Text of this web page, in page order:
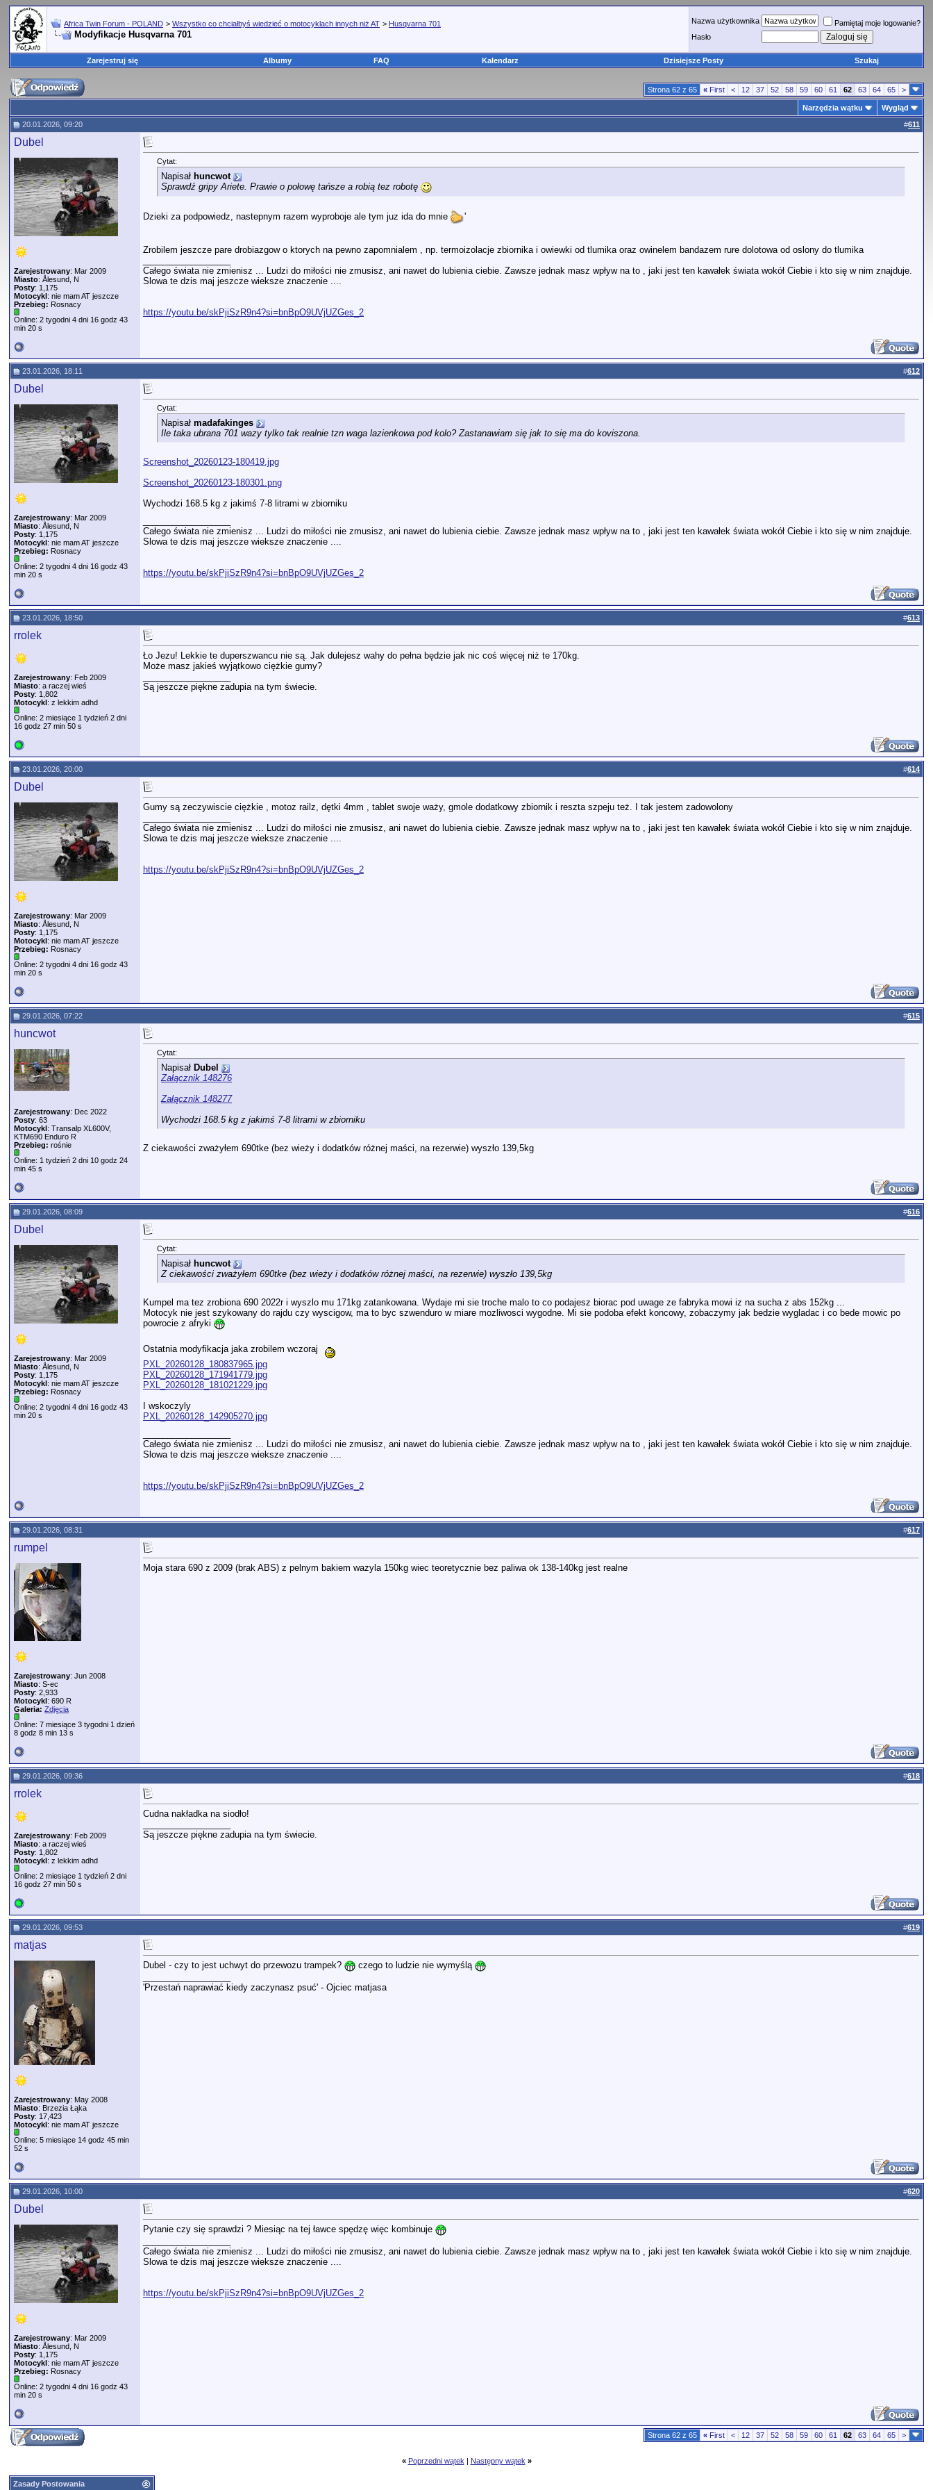
Africa Twin Forum - POLAND > Wszystko co chciałbyś wiedzieć o motocyklach innych niż AT > Husqvarna 701
Modyfikacje Husqvarna 701
Nazwa użytkownika
Pamiętaj moje logowanie?
Hasło
Zarejestruj się Albumy FAQ Kalendarz Dzisiejsze Posty Szukaj
Strona 62 z 65 « First < 12 37 52 58 59 60 61 62 63 64 65 >
Narzędzia wątku
Wygląd
20.01.2026, 09:20
#611
Dubel
Zarejestrowany: Mar 2009
Miasto: Ålesund, N
Posty: 1,175
Motocykl: nie mam AT jeszcze
Przebieg: Rosnacy
Online: 2 tygodni 4 dni 16 godz 43
min 20 s
Cytat:
Napisał huncwot
Sprawdź gripy Ariete. Prawie o połowę tańsze a robią tez robotę
Dzieki za podpowiedz, nastepnym razem wyproboje ale tym juz ida do mnie '
Zrobilem jeszcze pare drobiazgow o ktorych na pewno zapomnialem , np. termoizolacje zbiornika i owiewki od tlumika oraz owinelem bandazem rure dolotowa od oslony do tlumika
Całego świata nie zmienisz ... Ludzi do miłości nie zmusisz, ani nawet do lubienia ciebie. Zawsze jednak masz wpływ na to , jaki jest ten kawałek świata wokół Ciebie i kto się w nim znajduje.
Slowa te dzis maj jeszcze wieksze znaczenie ....
https://youtu.be/skPjiSzR9n4?si=bnBpO9UVjUZGes_2
23.01.2026, 18:11 #612
Dubel
Zarejestrowany: Mar 2009
Miasto: Ålesund, N
Posty: 1,175
Motocykl: nie mam AT jeszcze
Przebieg: Rosnacy
Online: 2 tygodni 4 dni 16 godz 43
min 20 s
Cytat:
Napisał madafakinges
Ile taka ubrana 701 wazy tylko tak realnie tzn waga lazienkowa pod kolo? Zastanawiam się jak to się ma do koviszona.
Screenshot_20260123-180419.jpg
Screenshot_20260123-180301.png
Wychodzi 168.5 kg z jakimś 7-8 litrami w zbiorniku
Całego świata nie zmienisz ... Ludzi do miłości nie zmusisz, ani nawet do lubienia ciebie. Zawsze jednak masz wpływ na to , jaki jest ten kawałek świata wokół Ciebie i kto się w nim znajduje.
Slowa te dzis maj jeszcze wieksze znaczenie ....
https://youtu.be/skPjiSzR9n4?si=bnBpO9UVjUZGes_2
23.01.2026, 18:50 #613
rrolek
Zarejestrowany: Feb 2009
Miasto: a raczej wieś
Posty: 1,802
Motocykl: z lekkim adhd
Online: 2 miesiące 1 tydzień 2 dni
16 godz 27 min 50 s
Ło Jezu! Lekkie te duperszwancu nie są. Jak dulejesz wahy do pełna będzie jak nic coś więcej niż te 170kg.
Może masz jakieś wyjątkowo ciężkie gumy?
Są jeszcze piękne zadupia na tym świecie.
23.01.2026, 20:00 #614
Dubel
Zarejestrowany: Mar 2009
Miasto: Ålesund, N
Posty: 1,175
Motocykl: nie mam AT jeszcze
Przebieg: Rosnacy
Online: 2 tygodni 4 dni 16 godz 43
min 20 s
Gumy są zeczywiscie ciężkie , motoz railz, dętki 4mm , tablet swoje waży, gmole dodatkowy zbiornik i reszta szpeju też. I tak jestem zadowolony
Całego świata nie zmienisz ... Ludzi do miłości nie zmusisz, ani nawet do lubienia ciebie. Zawsze jednak masz wpływ na to , jaki jest ten kawałek świata wokół Ciebie i kto się w nim znajduje.
Slowa te dzis maj jeszcze wieksze znaczenie ....
https://youtu.be/skPjiSzR9n4?si=bnBpO9UVjUZGes_2
29.01.2026, 07:22 #615
huncwot
Zarejestrowany: Dec 2022
Posty: 63
Motocykl: Transalp XL600V,
KTM690 Enduro R
Przebieg: rośnie
Online: 1 tydzień 2 dni 10 godz 24
min 45 s
Cytat:
Napisał Dubel
Załącznik 148276
Załącznik 148277
Wychodzi 168.5 kg z jakimś 7-8 litrami w zbiorniku
Z ciekawości zważyłem 690tke (bez wieży i dodatków różnej maści, na rezerwie) wyszło 139,5kg
29.01.2026, 08:09 #616
Dubel
Zarejestrowany: Mar 2009
Miasto: Ålesund, N
Posty: 1,175
Motocykl: nie mam AT jeszcze
Przebieg: Rosnacy
Online: 2 tygodni 4 dni 16 godz 43
min 20 s
Cytat:
Napisał huncwot
Z ciekawości zważyłem 690tke (bez wieży i dodatków różnej maści, na rezerwie) wyszło 139,5kg
Kumpel ma tez zrobiona 690 2022r i wyszlo mu 171kg zatankowana. Wydaje mi sie troche malo to co podajesz biorac pod uwage ze fabryka mowi iz na sucha z abs 152kg ...
Motocyk nie jest szykowany do rajdu czy wyscigow, ma to byc szwenduro w miare mozliwosci wygodne. Mi sie podoba efekt koncowy, zobaczymy jak bedzie wygladac i co bede mowic po
powrocie z afryki
Ostatnia modyfikacja jaka zrobilem wczoraj
PXL_20260128_180837965.jpg
PXL_20260128_171941779.jpg
PXL_20260128_181021229.jpg
I wskoczyly
PXL_20260128_142905270.jpg
Całego świata nie zmienisz ... Ludzi do miłości nie zmusisz, ani nawet do lubienia ciebie. Zawsze jednak masz wpływ na to , jaki jest ten kawałek świata wokół Ciebie i kto się w nim znajduje.
Slowa te dzis maj jeszcze wieksze znaczenie ....
https://youtu.be/skPjiSzR9n4?si=bnBpO9UVjUZGes_2
29.01.2026, 08:31 #617
rumpel
Zarejestrowany: Jun 2008
Miasto: S-ec
Posty: 2,933
Motocykl: 690 R
Galeria: Zdjęcia
Online: 7 miesiące 3 tygodni 1 dzień
8 godz 8 min 13 s
Moja stara 690 z 2009 (brak ABS) z pelnym bakiem wazyla 150kg wiec teoretycznie bez paliwa ok 138-140kg jest realne
29.01.2026, 09:36 #618
rrolek
Zarejestrowany: Feb 2009
Miasto: a raczej wieś
Posty: 1,802
Motocykl: z lekkim adhd
Online: 2 miesiące 1 tydzień 2 dni
16 godz 27 min 50 s
Cudna nakładka na siodło!
Są jeszcze piękne zadupia na tym świecie.
29.01.2026, 09:53 #619
matjas
Zarejestrowany: May 2008
Miasto: Brzezia Łąka
Posty: 17,423
Motocykl: nie mam AT jeszcze
Online: 5 miesiące 14 godz 45 min
52 s
Dubel - czy to jest uchwyt do przewozu trampek?
czego to ludzie nie wymyślą
'Przestań naprawiać kiedy zaczynasz psuć' - Ojciec matjasa
29.01.2026, 10:00 #620
Dubel
Zarejestrowany: Mar 2009
Miasto: Ålesund, N
Posty: 1,175
Motocykl: nie mam AT jeszcze
Przebieg: Rosnacy
Online: 2 tygodni 4 dni 16 godz 43
min 20 s
Pytanie czy się sprawdzi ? Miesiąc na tej ławce spędzę więc kombinuje
Całego świata nie zmienisz ... Ludzi do miłości nie zmusisz, ani nawet do lubienia ciebie. Zawsze jednak masz wpływ na to , jaki jest ten kawałek świata wokół Ciebie i kto się w nim znajduje.
Slowa te dzis maj jeszcze wieksze znaczenie ....
https://youtu.be/skPjiSzR9n4?si=bnBpO9UVjUZGes_2
Strona 62 z 65 « First < 12 37 52 58 59 60 61 62 63 64 65 >
« Poprzedni wątek | Następny wątek »
Zasady Postowania